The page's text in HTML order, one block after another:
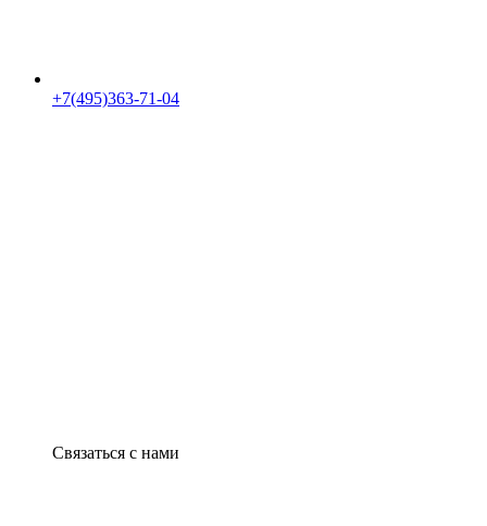
+7(495)363-71-04
Связаться с нами